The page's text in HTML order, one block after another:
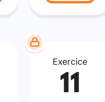
Exercice
11